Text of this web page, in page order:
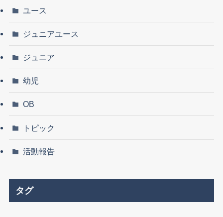
ユース
ジュニアユース
ジュニア
幼児
OB
トピック
活動報告
タグ